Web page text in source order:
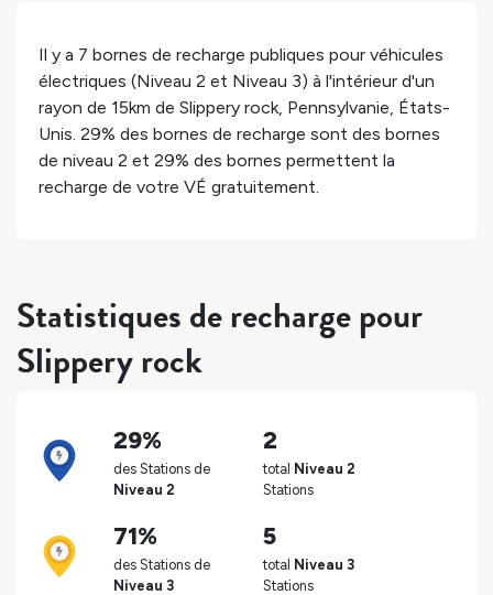
Il y a 7 bornes de recharge publiques pour véhicules
électriques (Niveau 2 et Niveau 3) à l'intérieur d'un
rayon de 15km de Slippery rock, Pennsylvanie, États-
Unis. 29% des bornes de recharge sont des bornes
de niveau 2 et 29% des bornes permettent la
recharge de votre VÉ gratuitement.
Statistiques de recharge pour
Slippery rock
29%
des Stations de
Niveau 2
2
total Niveau 2
Stations
71%
des Stations de
Niveau 3
5
total Niveau 3
Stations